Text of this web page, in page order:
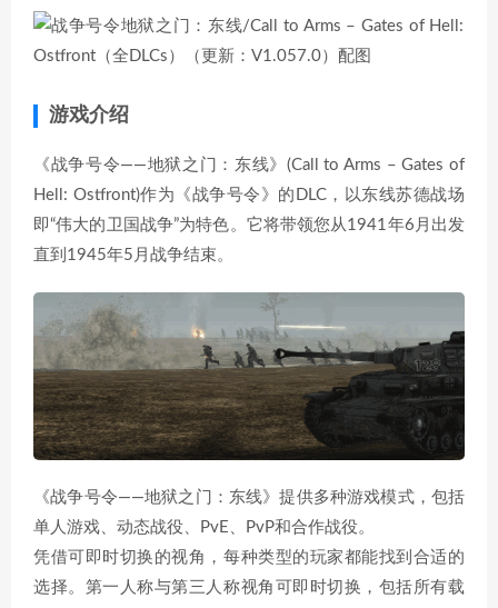
游戏介绍
《战争号令——地狱之门：东线》(Call to Arms – Gates of
Hell: Ostfront)作为《战争号令》的DLC，以东线苏德战场
即“伟大的卫国战争”为特色。它将带领您从1941年6月出发
直到1945年5月战争结束。
《战争号令——地狱之门：东线》提供多种游戏模式，包括
单人游戏、动态战役、PvE、PvP和合作战役。
凭借可即时切换的视角，每种类型的玩家都能找到合适的
选择。第一人称与第三人称视角可即时切换，包括所有载